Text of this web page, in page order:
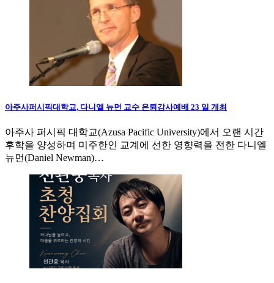
아주사퍼시픽대학교, 다니엘 뉴먼 교수 은퇴감사예배 23 일 개최
아주사 퍼시픽 대학교(Azusa Pacific University)에서 오랜 시간
후학을 양성하며 미주한인 교계에 선한 영향력을 전한 다니엘
뉴먼(Daniel Newman)…